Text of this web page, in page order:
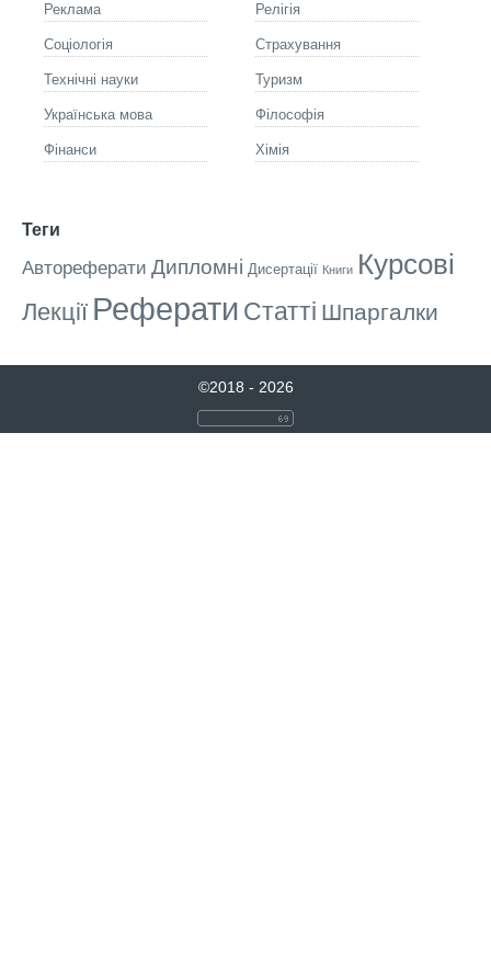
Реклама Релігія
Соціологія Страхування
Технічні науки Туризм
Українська мова Філософія
Фінанси Хімія
Теги
Автореферати Дипломні Дисертації Книги Курсові
Лекції Реферати Статті Шпаргалки
©2018 - 2026